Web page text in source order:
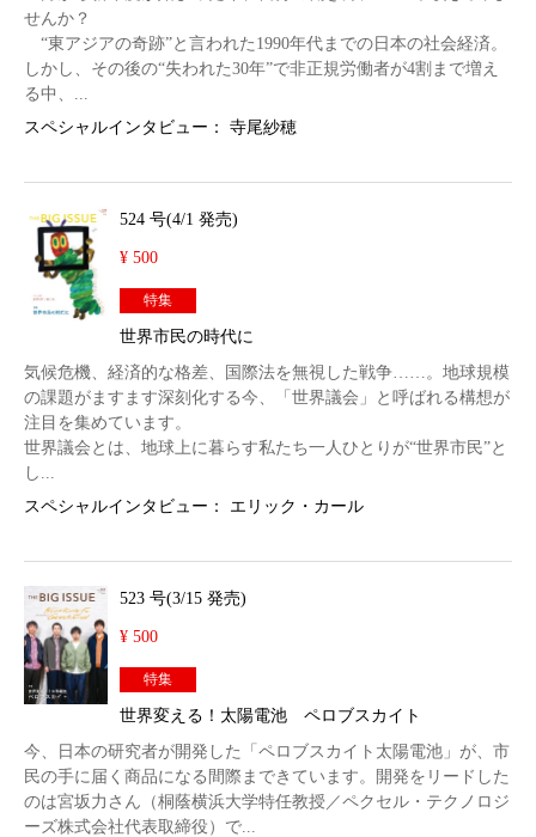
せんか？
“東アジアの奇跡”と言われた1990年代までの日本の社会経済。
しかし、その後の“失われた30年”で非正規労働者が4割まで増え
る中、...
スペシャルインタビュー： 寺尾紗穂
524 号(4/1 発売)
¥ 500
特集
世界市民の時代に
気候危機、経済的な格差、国際法を無視した戦争……。地球規模
の課題がますます深刻化する今、「世界議会」と呼ばれる構想が
注目を集めています。
世界議会とは、地球上に暮らす私たち一人ひとりが“世界市民”と
し...
スペシャルインタビュー： エリック・カール
523 号(3/15 発売)
¥ 500
特集
世界変える！太陽電池 ペロブスカイト
今、日本の研究者が開発した「ペロブスカイト太陽電池」が、市
民の手に届く商品になる間際まできています。開発をリードした
のは宮坂力さん（桐蔭横浜大学特任教授／ペクセル・テクノロジ
ーズ株式会社代表取締役）で...